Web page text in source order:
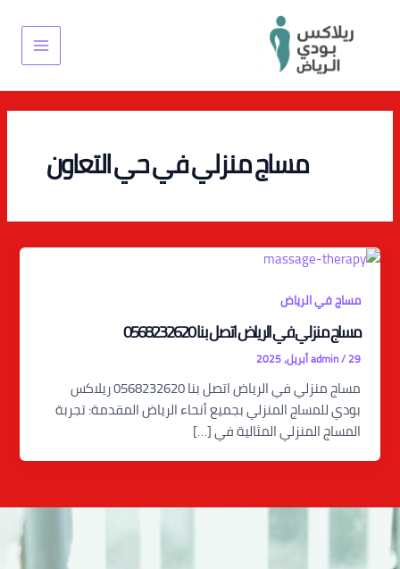
Main
Menu
مساج منزلي في حي التعاون
مساج في الرياض
مساج منزلي في الرياض اتصل بنا 0568232620
admin/29 أبريل، 2025
مساج منزلي في الرياض اتصل بنا 0568232620 ريلاكس
بودي للمساج المنزلي بجميع أنحاء الرياض المقدمة: تجربة
المساج المنزلي المثالية في […]